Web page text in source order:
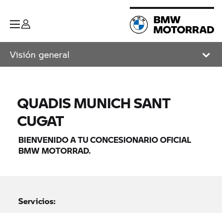
Visión general
QUADIS MUNICH SANT
CUGAT
BIENVENIDO A TU CONCESIONARIO OFICIAL
BMW MOTORRAD.
Servicios: